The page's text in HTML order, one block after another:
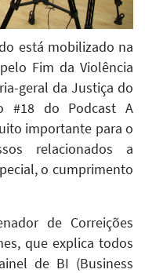
está mobilizado na
Fim da Violência
geral da Justiça do
#18 do Podcast A
importante para o
relacionados a
o cumprimento
de Correições
que explica todos
de BI (Business